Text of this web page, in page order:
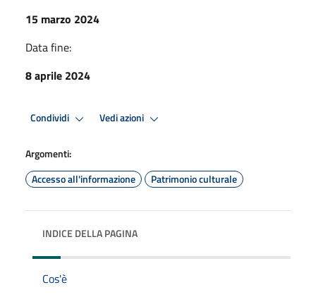
15 marzo 2024
Data fine:
8 aprile 2024
Condividi Vedi azioni
Argomenti:
Accesso all'informazione
Patrimonio culturale
INDICE DELLA PAGINA
Cos'è